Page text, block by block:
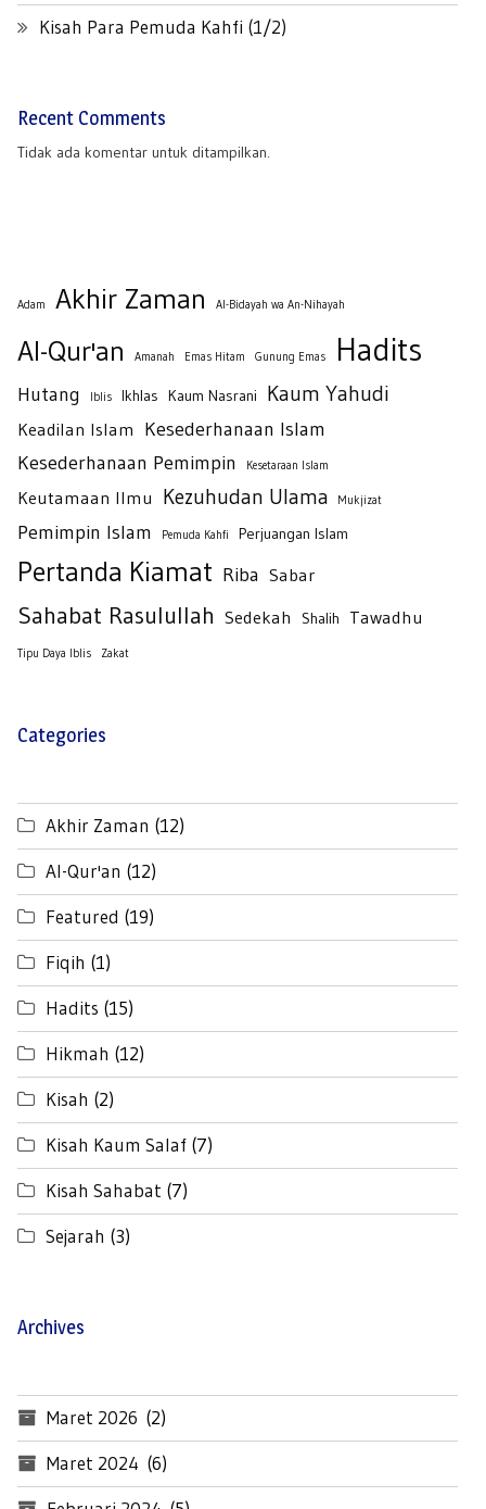
Kisah Para Pemuda Kahfi (1/2)
Recent Comments
Tidak ada komentar untuk ditampilkan.
Adam Akhir Zaman Al-Bidayah wa An-Nihayah
Al-Qur'an Amanah Emas Hitam Gunung Emas Hadits
Hutang Iblis Ikhlas Kaum Nasrani Kaum Yahudi
Keadilan Islam Kesederhanaan Islam
Kesederhanaan Pemimpin
Kesetaraan Islam
Keutamaan Ilmu Kezuhudan Ulama Mukjizat
Pemimpin Islam Pemuda Kahfi Perjuangan Islam
Pertanda Kiamat Riba Sabar
Sahabat Rasulullah Sedekah Shalih Tawadhu
Tipu Daya Iblis Zakat
Categories
Akhir Zaman (12)
Al-Qur'an (12)
Featured (19)
Fiqih (1)
Hadits (15)
Hikmah (12)
Kisah (2)
Kisah Kaum Salaf (7)
Kisah Sahabat (7)
Sejarah (3)
Archives
Maret 2026 (2)
Maret 2024 (6)